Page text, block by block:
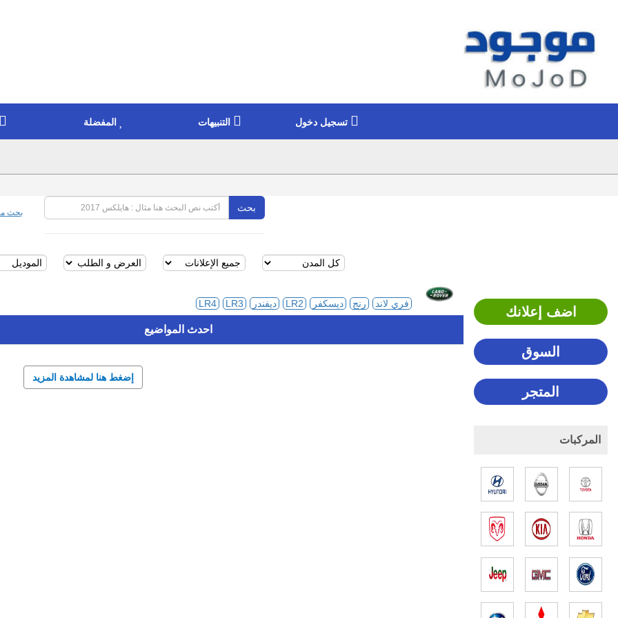
تسجيل دخول التنبيهات المفضلة
بحث بحث
اضف إعلانك
السوق
المتجر
المركبات
فري لاند رنج ديسكفر LR2 ديفندر LR3
LR4
احدث المواضيع
إضغط هنا لمشاهدة المزيد